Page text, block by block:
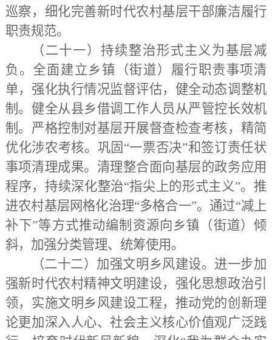
巡察，细化完善新时代农村基层干部廉洁履行
职责规范。
（二十一）持续整治形式主义为基层减
负。全面建立乡镇（街道）履行职责事项清
单，强化执行情况监督评估，健全动态调整机
制。健全从县乡借调工作人员从严管控长效机
制。严格控制对基层开展督查检查考核，精简
优化涉农考核。巩固 “一票否决”和签订责任状
事项清理成果。清理整合面向基层的政务应用
程序，持续深化整治“指尖上的形式主义”。推
进农村基层网格化治理“多格合一”。通过“减上
补下”等方式推动编制资源向乡镇（街道）倾
斜，加强分类管理、统筹使用。
（二十二）加强文明乡风建设。 进一步加
强新时代农村精神文明建设，强化思想政治引
领，实施文明乡风建设工程，推动党的创新理
论更加深入人心、社会主义核心价值观广泛践